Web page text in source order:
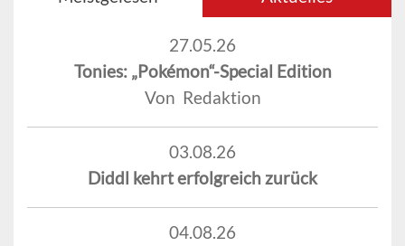
27.05.26
Tonies: „Pokémon“-Special Edition
Von Redaktion
03.08.26
Diddl kehrt erfolgreich zurück
04.08.26